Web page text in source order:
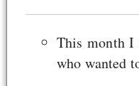
This month
who wanted